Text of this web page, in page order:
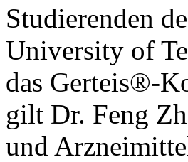
Studierenden
University of
das Gerteis®-
gilt Dr. Feng
und